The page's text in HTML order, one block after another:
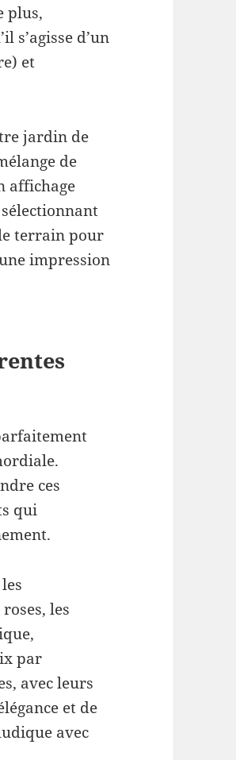
plus,
s’agisse d’un
et
jardin de
de
affichage
terrain pour
impression
ces
qui
les
par
avec leurs
et de
avec